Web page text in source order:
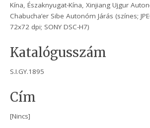
Kína, Északnyugat-Kína, Xinjiang Ujgur
Chabucha’er Sibe Autonóm Járás (színes;
72x72 dpi; SONY DSC-H7)
Katalógusszám
S.I.GY.1895
Cím
[Nincs]